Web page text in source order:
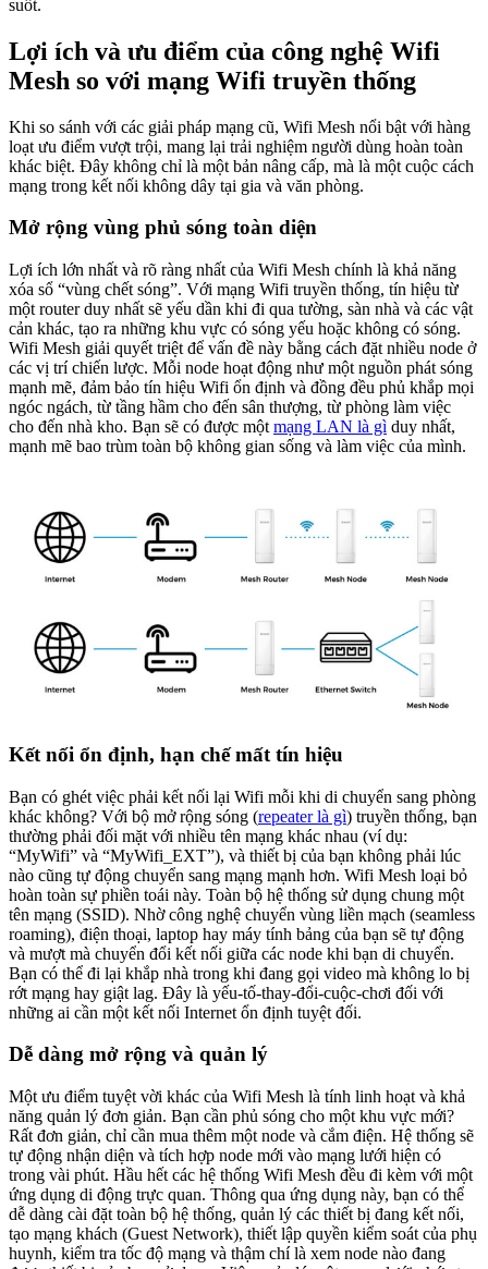
suốt.
Lợi ích và ưu điểm của công nghệ Wifi
Mesh so với mạng Wifi truyền thống
Khi so sánh với các giải pháp mạng cũ, Wifi Mesh nổi bật với hàng
loạt ưu điểm vượt trội, mang lại trải nghiệm người dùng hoàn toàn
khác biệt. Đây không chỉ là một bản nâng cấp, mà là một cuộc cách
mạng trong kết nối không dây tại gia và văn phòng.
Mở rộng vùng phủ sóng toàn diện
Lợi ích lớn nhất và rõ ràng nhất của Wifi Mesh chính là khả năng
xóa sổ “vùng chết sóng”. Với mạng Wifi truyền thống, tín hiệu từ
một router duy nhất sẽ yếu dần khi đi qua tường, sàn nhà và các vật
cản khác, tạo ra những khu vực có sóng yếu hoặc không có sóng.
Wifi Mesh giải quyết triệt để vấn đề này bằng cách đặt nhiều node ở
các vị trí chiến lược. Mỗi node hoạt động như một nguồn phát sóng
mạnh mẽ, đảm bảo tín hiệu Wifi ổn định và đồng đều phủ khắp mọi
ngóc ngách, từ tầng hầm cho đến sân thượng, từ phòng làm việc
cho đến nhà kho. Bạn sẽ có được một mạng LAN là gì duy nhất,
mạnh mẽ bao trùm toàn bộ không gian sống và làm việc của mình.
Kết nối ổn định, hạn chế mất tín hiệu
Bạn có ghét việc phải kết nối lại Wifi mỗi khi di chuyển sang phòng
khác không? Với bộ mở rộng sóng (repeater là gì) truyền thống, bạn
thường phải đối mặt với nhiều tên mạng khác nhau (ví dụ:
“MyWifi” và “MyWifi_EXT”), và thiết bị của bạn không phải lúc
nào cũng tự động chuyển sang mạng mạnh hơn. Wifi Mesh loại bỏ
hoàn toàn sự phiền toái này. Toàn bộ hệ thống sử dụng chung một
tên mạng (SSID). Nhờ công nghệ chuyển vùng liền mạch (seamless
roaming), điện thoại, laptop hay máy tính bảng của bạn sẽ tự động
và mượt mà chuyển đổi kết nối giữa các node khi bạn di chuyển.
Bạn có thể đi lại khắp nhà trong khi đang gọi video mà không lo bị
rớt mạng hay giật lag. Đây là yếu-tố-thay-đổi-cuộc-chơi đối với
những ai cần một kết nối Internet ổn định tuyệt đối.
Dễ dàng mở rộng và quản lý
Một ưu điểm tuyệt vời khác của Wifi Mesh là tính linh hoạt và khả
năng quản lý đơn giản. Bạn cần phủ sóng cho một khu vực mới?
Rất đơn giản, chỉ cần mua thêm một node và cắm điện. Hệ thống sẽ
tự động nhận diện và tích hợp node mới vào mạng lưới hiện có
trong vài phút. Hầu hết các hệ thống Wifi Mesh đều đi kèm với một
ứng dụng di động trực quan. Thông qua ứng dụng này, bạn có thể
dễ dàng cài đặt toàn bộ hệ thống, quản lý các thiết bị đang kết nối,
tạo mạng khách (Guest Network), thiết lập quyền kiểm soát của phụ
huynh, kiểm tra tốc độ mạng và thậm chí là xem node nào đang